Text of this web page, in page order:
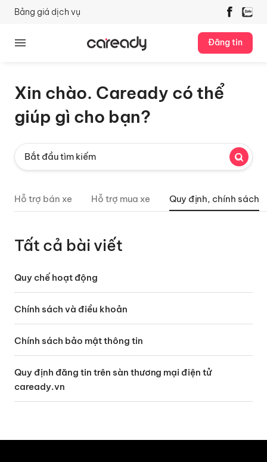
Bảng giá dịch vụ
Đăng tin
Xin chào. Caready có thể
giúp gì cho bạn?
Hỗ trợ bán xe Hỗ trợ mua xe Quy định, chính sách
Tất cả bài viết
Quy chế hoạt động
Chính sách và điều khoản
Chính sách bảo mật thông tin
Quy định đăng tin trên sàn thương mại điện tử
caready.vn